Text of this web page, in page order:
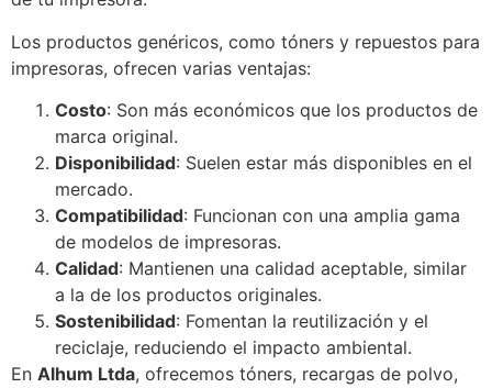
Los productos genéricos, como tóners y repuestos para
impresoras, ofrecen varias ventajas:
Costo: Son más económicos que los productos de
marca original.
Disponibilidad: Suelen estar más disponibles en el
mercado.
Compatibilidad: Funcionan con una amplia gama
de modelos de impresoras.
Calidad: Mantienen una calidad aceptable, similar
a la de los productos originales.
Sostenibilidad: Fomentan la reutilización y el
reciclaje, reduciendo el impacto ambiental.
En Alhum Ltda, ofrecemos tóners, recargas de polvo,